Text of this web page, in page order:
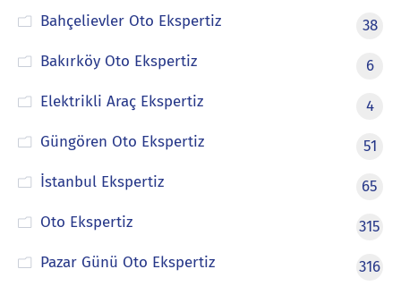
Bahçelievler Oto Ekspertiz
38
Bakırköy Oto Ekspertiz
6
Elektrikli Araç Ekspertiz
4
Güngören Oto Ekspertiz
51
İstanbul Ekspertiz
65
Oto Ekspertiz
315
Pazar Günü Oto Ekspertiz
316